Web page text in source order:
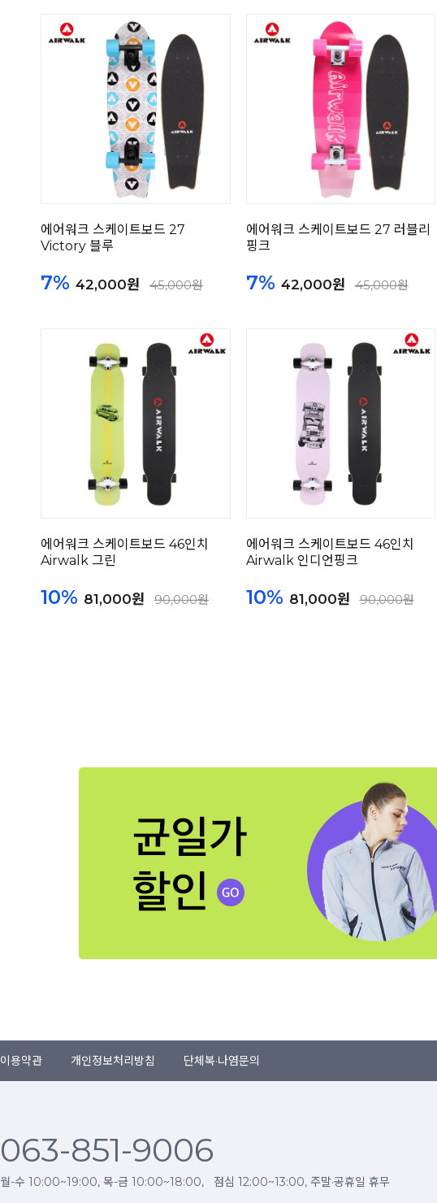
에어워크 스케이트보드 27
Victory 블루
7% 42,000원 45,000원
에어워크 스케이트보드 27 러블리
핑크
7% 42,000원 45,000원
에어워크 스케이트보드 46인치
Airwalk 그린
10% 81,000원 90,000원
에어워크 스케이트보드 46인치
Airwalk 인디언핑크
10% 81,000원 90,000원
이용약관 개인정보처리방침 단체복·나염문의
063-851-9006
월-수 10:00~19:00, 목-금 10:00~18:00, 점심 12:00~13:00, 주말·공휴일 휴무